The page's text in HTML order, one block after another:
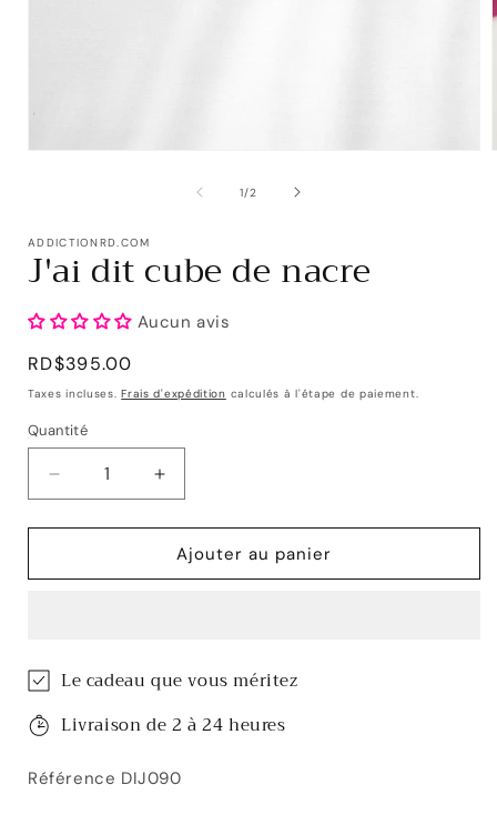
1/de
2
ADDICTIONRD.COM
J'ai dit cube de nacre
Aucun avis
Prix
habituel
RD$395.00
Taxes incluses.Frais d'expédition calculés à l'étape de paiement.
Quantité
Réduire
la
quantité
Dije
Augmenter
la
quantité
de
Dije
Ajouter au panier
Le cadeau que vous méritez
Livraison de 2 à 24 heures
Référence DIJ090